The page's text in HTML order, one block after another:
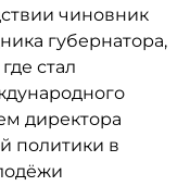
чиновник
губернатора,
стал
директора
политики в